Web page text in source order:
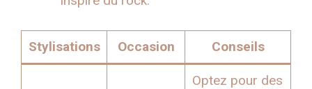
Stylisations Occasion Conseils
Optez pour des